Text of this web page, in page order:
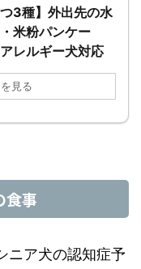
つ3種】外出先の水
米粉パンケー
レルギー犬対応
見る
食事
ニア犬の認知症予